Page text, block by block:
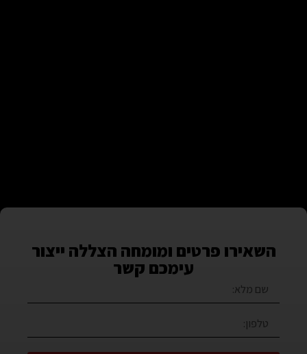
השאירו פרטים ומומחה הצללה ייצור
עימכם קשר